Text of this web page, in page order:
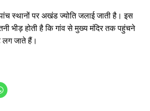
स्थानों पर अखंड ज्योति जलाई जाती है। इस
भीड़ होती है कि गांव से मुख्य मंदिर तक पहुंचने
लग जाते हैं।